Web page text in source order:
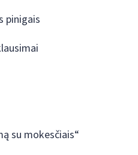
pinigais
su mokesčiais“